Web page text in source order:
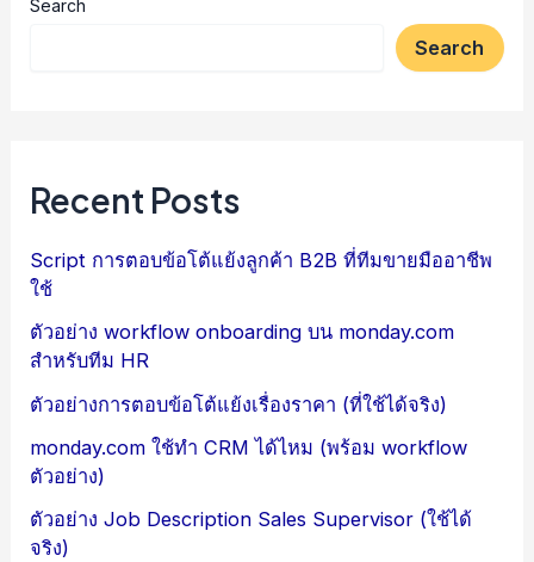
Search
Search
Recent Posts
Script การตอบข้อโต้แย้งลูกค้า B2B ที่ทีมขายมืออาชีพ
ใช้
ตัวอย่าง workflow onboarding บน monday.com
สำหรับทีม HR
ตัวอย่างการตอบข้อโต้แย้งเรื่องราคา (ที่ใช้ได้จริง)
monday.com ใช้ทำ CRM ได้ไหม (พร้อม workflow
ตัวอย่าง)
ตัวอย่าง Job Description Sales Supervisor (ใช้ได้
จริง)